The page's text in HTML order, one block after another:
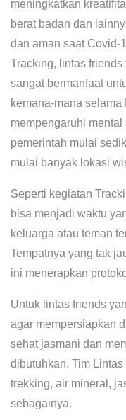
meningkatkan
berat badan dan
dan aman saat Covid-
Tracking, lintas
sangat bermanfaat
kemana-mana
mempengaruhi
pemerintah mulai
mulai banyak lokasi
Seperti kegiatan
bisa menjadi waktu
keluarga atau teman
Tempatnya yang tak
ini menerapkan
Untuk lintas friends
agar mempersiapkan
sehat jasmani dan
dibutuhkan. Tim
trekking, air mineral,
sebagainya.